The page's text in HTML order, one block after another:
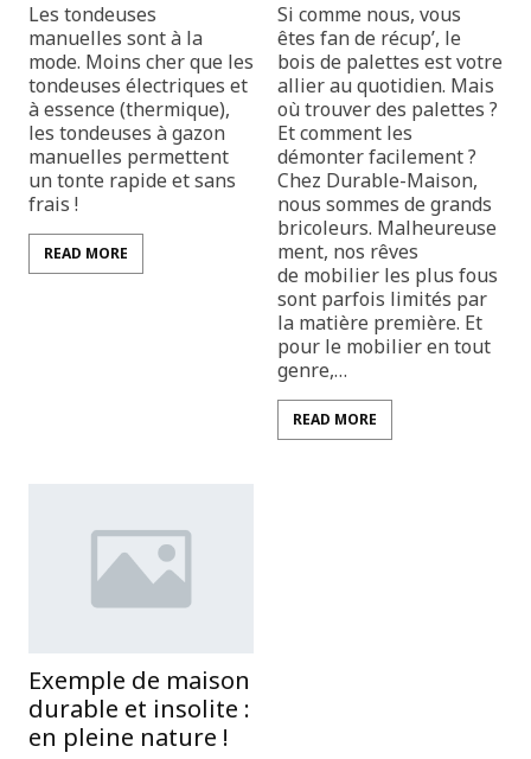
Les tondeuses
manuelles sont à la
mode. Moins cher que les
tondeuses électriques et
à essence (thermique),
les tondeuses à gazon
manuelles permettent
un tonte rapide et sans
frais !
READ MORE
Si comme nous, vous
êtes fan de récup’, le
bois de palettes est votre
allier au quotidien. Mais
où trouver des palettes ?
Et comment les
démonter facilement ?
Chez Durable-Maison,
nous sommes de grands
bricoleurs. Malheureuse
ment, nos rêves
de mobilier les plus fous
sont parfois limités par
la matière première. Et
pour le mobilier en tout
genre,…
READ MORE
Exemple de maison
durable et insolite :
en pleine nature !